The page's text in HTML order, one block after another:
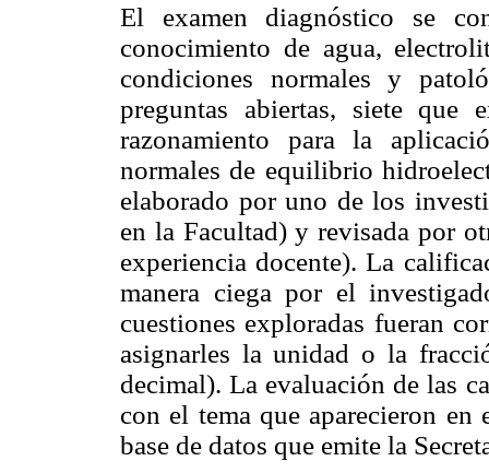
El examen diagnóstico se
conocimiento de agua,
condiciones normales y
preguntas abiertas, siete que
razonamiento para la
normales de equilibrio
elaborado por uno de los
en la Facultad) y revisada por
experiencia docente). La
manera ciega por el
cuestiones exploradas fueran
asignarles la unidad o la
decimal). La evaluación de las
con el tema que aparecieron en
base de datos que emite la